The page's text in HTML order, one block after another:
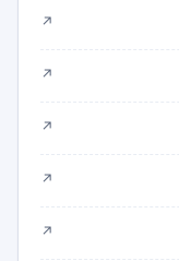
↗
↗
↗
↗
↗